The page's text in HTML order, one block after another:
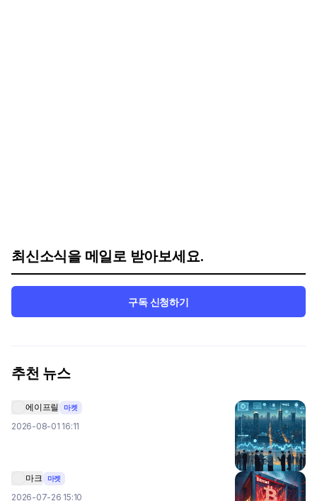
최신소식을 메일로 받아보세요.
구독 신청하기
추천 뉴스
에이프릴 마켓
2026-08-01 16:11
마크 마켓
2026-07-26 15:10